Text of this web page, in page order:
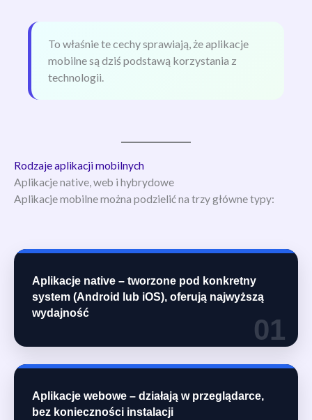
To właśnie te cechy sprawiają, że aplikacje
mobilne są dziś podstawą korzystania z
technologii.
Rodzaje aplikacji mobilnych
Aplikacje native, web i hybrydowe
Aplikacje mobilne można podzielić na trzy główne typy:
Aplikacje native – tworzone pod konkretny
system (Android lub iOS), oferują najwyższą
wydajność
01
Aplikacje webowe – działają w przeglądarce,
bez konieczności instalacji